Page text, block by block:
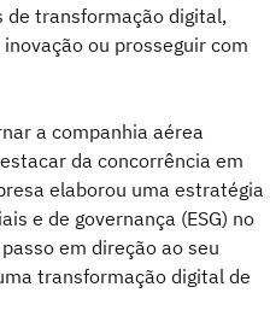
de transformação digital,
ou prosseguir com
a companhia aérea
da concorrência em
elaborou uma estratégia
e de governança (ESG) no
em direção ao seu
transformação digital de